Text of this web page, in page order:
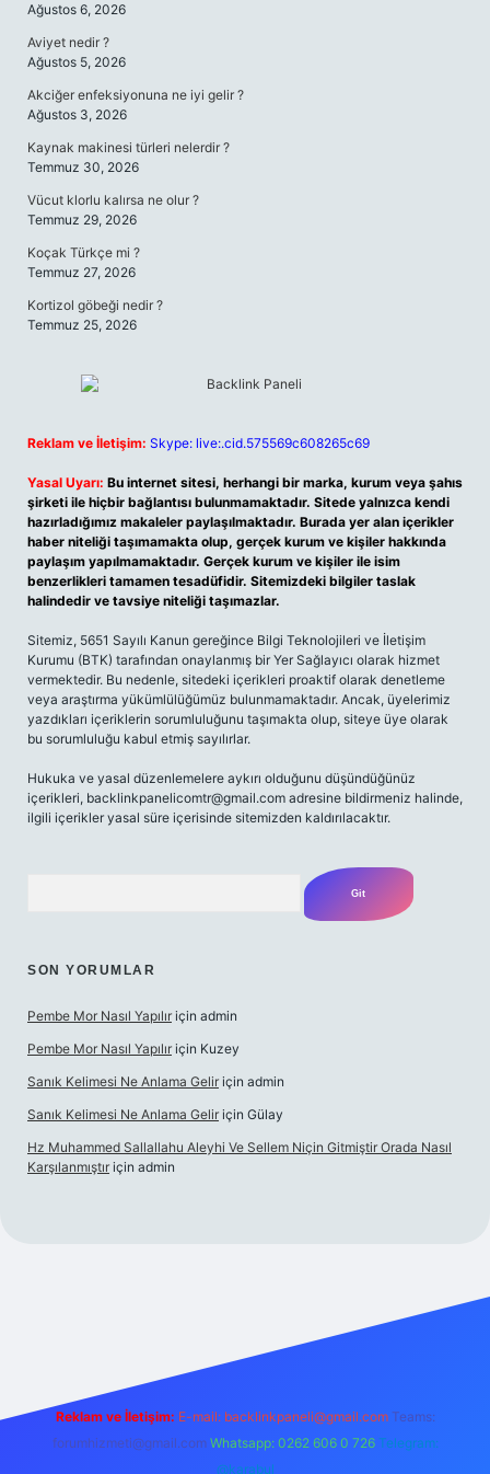
Ağustos 6, 2026
Aviyet nedir ?
Ağustos 5, 2026
Akciğer enfeksiyonuna ne iyi gelir ?
Ağustos 3, 2026
Kaynak makinesi türleri nelerdir ?
Temmuz 30, 2026
Vücut klorlu kalırsa ne olur ?
Temmuz 29, 2026
Koçak Türkçe mi ?
Temmuz 27, 2026
Kortizol göbeği nedir ?
Temmuz 25, 2026
Reklam ve İletişim: Skype: live:.cid.575569c608265c69
Yasal Uyarı: Bu internet sitesi, herhangi bir marka, kurum veya şahıs
şirketi ile hiçbir bağlantısı bulunmamaktadır. Sitede yalnızca kendi
hazırladığımız makaleler paylaşılmaktadır. Burada yer alan içerikler
haber niteliği taşımamakta olup, gerçek kurum ve kişiler hakkında
paylaşım yapılmamaktadır. Gerçek kurum ve kişiler ile isim
benzerlikleri tamamen tesadüfidir. Sitemizdeki bilgiler taslak
halindedir ve tavsiye niteliği taşımazlar.
Sitemiz, 5651 Sayılı Kanun gereğince Bilgi Teknolojileri ve İletişim
Kurumu (BTK) tarafından onaylanmış bir Yer Sağlayıcı olarak hizmet
vermektedir. Bu nedenle, sitedeki içerikleri proaktif olarak denetleme
veya araştırma yükümlülüğümüz bulunmamaktadır. Ancak, üyelerimiz
yazdıkları içeriklerin sorumluluğunu taşımakta olup, siteye üye olarak
bu sorumluluğu kabul etmiş sayılırlar.
Hukuka ve yasal düzenlemelere aykırı olduğunu düşündüğünüz
içerikleri, backlinkpanelicomtr@gmail.com adresine bildirmeniz halinde,
ilgili içerikler yasal süre içerisinde sitemizden kaldırılacaktır.
SON YORUMLAR
Pembe Mor Nasıl Yapılır için admin
Pembe Mor Nasıl Yapılır için Kuzey
Sanık Kelimesi Ne Anlama Gelir için admin
Sanık Kelimesi Ne Anlama Gelir için Gülay
Hz Muhammed Sallallahu Aleyhi Ve Sellem Niçin Gitmiştir Orada Nasıl
Karşılanmıştır için admin
Reklam ve İletişim: E-mail: backlinkpaneli@gmail.com Teams:
forumhizmeti@gmail.com Whatsapp: 0262 606 0 726 Telegram:
@karabul